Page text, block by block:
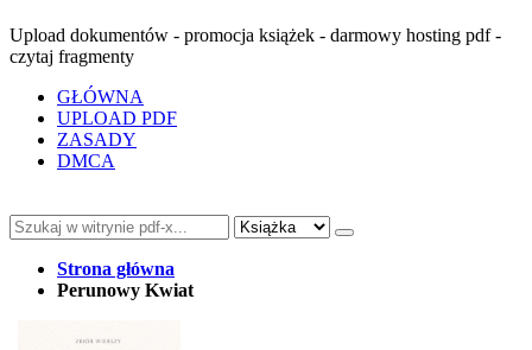
Upload dokumentów - promocja książek - darmowy hosting pdf -
czytaj fragmenty
GŁÓWNA
UPLOAD PDF
ZASADY
DMCA
Strona główna
Perunowy Kwiat